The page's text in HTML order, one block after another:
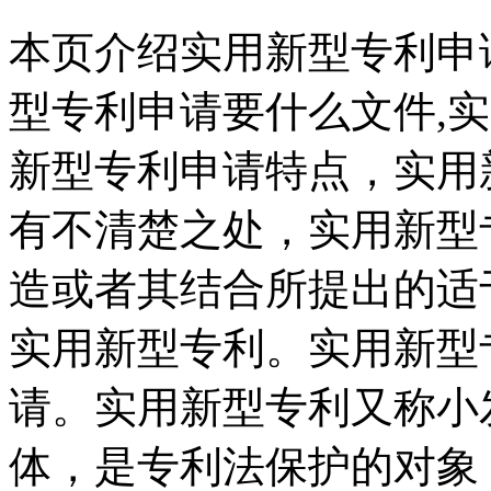
本页介绍实用新型专利
型专利申请要什么文件,
新型专利申请特点，实
有不清楚之处，实用新
造或者其结合所提出的
实用新型专利。实用新
请。实用新型专利又称
体，是专利法保护的对